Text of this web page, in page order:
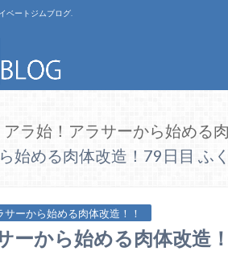
ベートジムブログ.
アラ始！アラサーから始める
始める肉体改造！79日目 ふ
サーから始める肉体改造！！
ーから始める肉体改造